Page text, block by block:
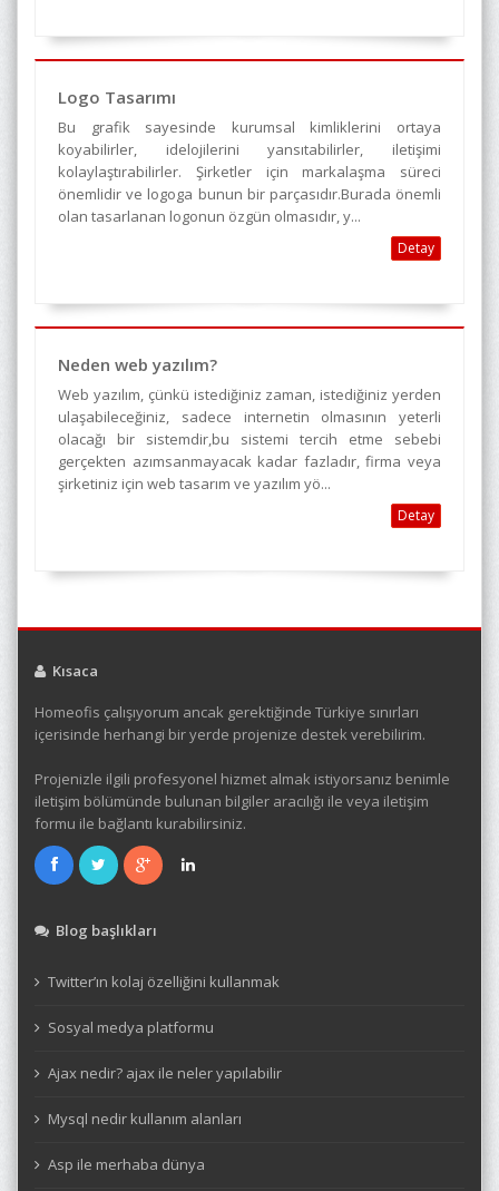
Logo Tasarımı
Bu grafik sayesinde kurumsal kimliklerini ortaya
koyabilirler, idelojilerini yansıtabilirler, iletişimi
kolaylaştırabilirler. Şirketler için markalaşma süreci
önemlidir ve logoga bunun bir parçasıdır.Burada önemli
olan tasarlanan logonun özgün olmasıdır, y...
Detay
Neden web yazılım?
Web yazılım, çünkü istediğiniz zaman, istediğiniz yerden
ulaşabileceğiniz, sadece internetin olmasının yeterli
olacağı bir sistemdir,bu sistemi tercih etme sebebi
gerçekten azımsanmayacak kadar fazladır, firma veya
şirketiniz için web tasarım ve yazılım yö...
Detay
Kısaca
Homeofis çalışıyorum ancak gerektiğinde Türkiye sınırları
içerisinde herhangi bir yerde projenize destek verebilirim.
Projenizle ilgili profesyonel hizmet almak istiyorsanız benimle
iletişim bölümünde bulunan bilgiler aracılığı ile veya iletişim
formu ile bağlantı kurabilirsiniz.
Blog başlıkları
Twitter’ın kolaj özelliğini kullanmak
Sosyal medya platformu
Ajax nedir? ajax ile neler yapılabilir
Mysql nedir kullanım alanları
Asp ile merhaba dünya